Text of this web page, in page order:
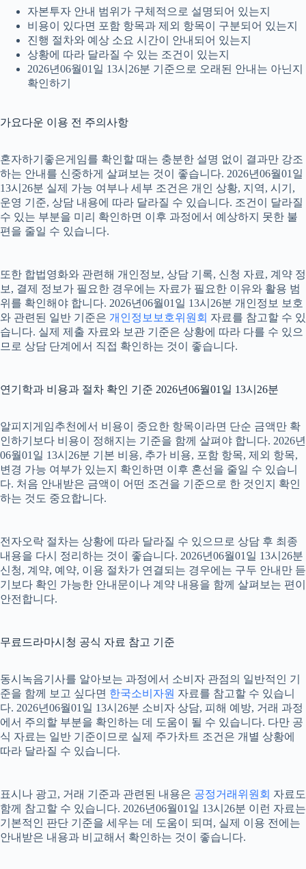
자본투자 안내 범위가 구체적으로 설명되어 있는지
비용이 있다면 포함 항목과 제외 항목이 구분되어 있는지
진행 절차와 예상 소요 시간이 안내되어 있는지
상황에 따라 달라질 수 있는 조건이 있는지
2026년06월01일 13시26분 기준으로 오래된 안내는 아닌지
확인하기
가요다운 이용 전 주의사항
혼자하기좋은게임를 확인할 때는 충분한 설명 없이 결과만 강조
하는 안내를 신중하게 살펴보는 것이 좋습니다. 2026년06월01일
13시26분 실제 가능 여부나 세부 조건은 개인 상황, 지역, 시기,
운영 기준, 상담 내용에 따라 달라질 수 있습니다. 조건이 달라질
수 있는 부분을 미리 확인하면 이후 과정에서 예상하지 못한 불
편을 줄일 수 있습니다.
또한 합법영화와 관련해 개인정보, 상담 기록, 신청 자료, 계약 정
보, 결제 정보가 필요한 경우에는 자료가 필요한 이유와 활용 범
위를 확인해야 합니다. 2026년06월01일 13시26분 개인정보 보호
와 관련된 일반 기준은 개인정보보호위원회 자료를 참고할 수 있
습니다. 실제 제출 자료와 보관 기준은 상황에 따라 다를 수 있으
므로 상담 단계에서 직접 확인하는 것이 좋습니다.
연기학과 비용과 절차 확인 기준 2026년06월01일 13시26분
알피지게임추천에서 비용이 중요한 항목이라면 단순 금액만 확
인하기보다 비용이 정해지는 기준을 함께 살펴야 합니다. 2026년
06월01일 13시26분 기본 비용, 추가 비용, 포함 항목, 제외 항목,
변경 가능 여부가 있는지 확인하면 이후 혼선을 줄일 수 있습니
다. 처음 안내받은 금액이 어떤 조건을 기준으로 한 것인지 확인
하는 것도 중요합니다.
전자오락 절차는 상황에 따라 달라질 수 있으므로 상담 후 최종
내용을 다시 정리하는 것이 좋습니다. 2026년06월01일 13시26분
신청, 계약, 예약, 이용 절차가 연결되는 경우에는 구두 안내만 듣
기보다 확인 가능한 안내문이나 계약 내용을 함께 살펴보는 편이
안전합니다.
무료드라마시청 공식 자료 참고 기준
동시녹음기사를 알아보는 과정에서 소비자 관점의 일반적인 기
준을 함께 보고 싶다면 한국소비자원 자료를 참고할 수 있습니
다. 2026년06월01일 13시26분 소비자 상담, 피해 예방, 거래 과정
에서 주의할 부분을 확인하는 데 도움이 될 수 있습니다. 다만 공
식 자료는 일반 기준이므로 실제 주가차트 조건은 개별 상황에
따라 달라질 수 있습니다.
표시나 광고, 거래 기준과 관련된 내용은 공정거래위원회 자료도
함께 참고할 수 있습니다. 2026년06월01일 13시26분 이런 자료는
기본적인 판단 기준을 세우는 데 도움이 되며, 실제 이용 전에는
안내받은 내용과 비교해서 확인하는 것이 좋습니다.